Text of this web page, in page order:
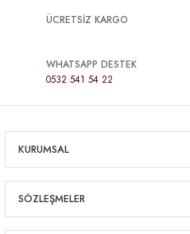
ÜCRETSİZ KARGO
WHATSAPP DESTEK
0532 541 54 22
KURUMSAL
SÖZLEŞMELER